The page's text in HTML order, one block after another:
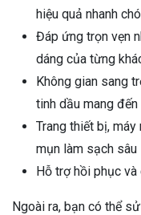
hiệu quả nhanh
Đáp ứng trọn vẹn
dáng của từng
Không gian sang
tinh dầu mang
Trang thiết bị,
mụn làm sạch sâu
Hỗ trợ hồi phục
Ngoài ra, bạn có thể